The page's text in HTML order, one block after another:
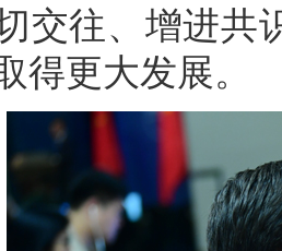
交往、增进共
得更大发展。